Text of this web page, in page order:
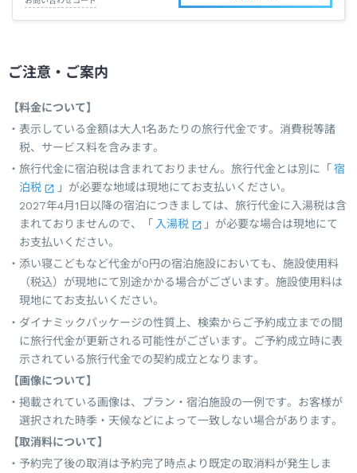
ご注意・ご案内
【料金について】
表示している金額は大人1名あたりの旅行代金です。消費税等諸
税、サービス料を含みます。
旅行代金に宿泊税は含まれておりません。旅行代金とは別に「 宿
泊税
」が必要な地域は現地にてお支払いください。
2027年4月1日以降の宿泊につきましては、旅行代金に入湯税は含
まれておりませんので、「 入湯税
」が必要な場合は現地にて
お支払いください。
添い寝こどもなど代金が0円の宿泊施設においても、施設使用料
（税込）が現地にて別途かかる場合がございます。施設使用料は
現地にてお支払いください。
ダイナミックパッケージの性質上、検索からご予約成立までの間
に旅行代金が更新される可能性がございます。ご予約成立時に表
示されている旅行代金での契約成立となります。
【画像について】
掲載されている画像は、プラン・宿泊施設の一例です。お客様が
選択された時季・天候などによって一致しない場合があります。
【取消料について】
予約完了後の取消は予約完了時点より既定の取消料が発生しま